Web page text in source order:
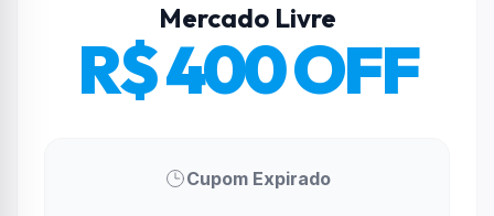
Mercado Livre
R$ 400 OFF
Cupom Expirado